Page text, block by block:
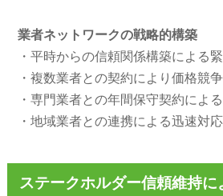
業者ネットワークの戦略的構築
・平時からの信頼関係構築による
・複数業者との契約により価格競
・専門業者との年間保守契約によ
・地域業者との連携による迅速対
ステークホルダー信頼維持